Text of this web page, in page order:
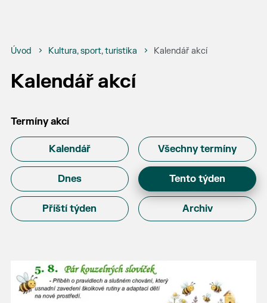
Úvod Kultura, sport, turistika Kalendář akcí
Kalendář akcí
Termíny akcí
Kalendář Všechny termíny
Dnes Tento týden
Příští týden Archiv